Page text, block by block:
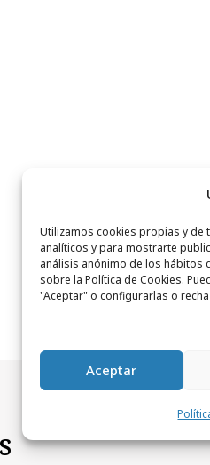
Utilizamos cookies propias y de
analíticos y para mostrarte
análisis anónimo de los hábitos
sobre la Política de Cookies.
"Aceptar" o configurarlas o
Aceptar